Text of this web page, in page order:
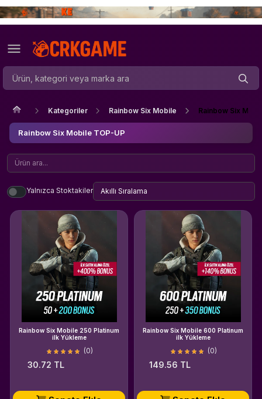
Kategoriler Rainbow Six Mobile Rainbow Six
Rainbow Six Mobile TOP-UP
Yalnızca Stoktakiler
Rainbow Six Mobile 250 Platinum
ilk Yükleme
(0)
30.72 TL
Rainbow Six Mobile 600 Platinum
ilk Yükleme
(0)
149.56 TL